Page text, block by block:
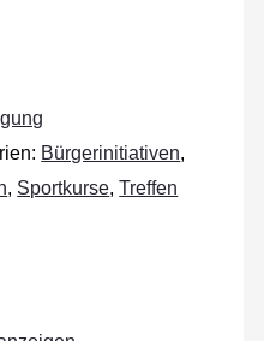
Bürgerinitiativen,
, Sportkurse,Treffen